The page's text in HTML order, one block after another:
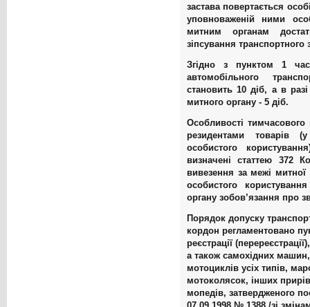
застава повертається
уповноваженій ними
митним органам
зіпсування транспортного
Згідно з пунктом 1
автомобільного
становить 10 діб, а в
митного органу - 5 діб.
Особливості
резидентами товарів
особистого
визначені статтею 372
вивезення за межі митної
особистого
органу зобов’язання про
Порядок допуску
кордон регламентовано
реєстрації
а також самохідних
мотоциклів усіх типів,
мотоколясок, інших
мопедів, затвердженого